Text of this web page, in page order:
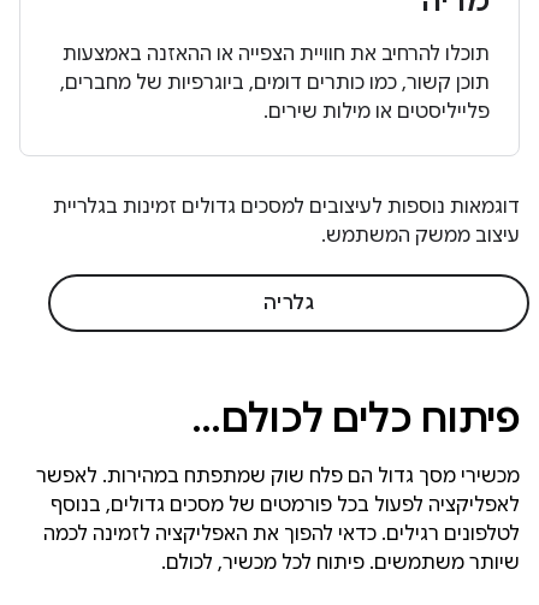
תוכלו להרחיב את חוויית הצפייה או ההאזנה באמצעות
תוכן קשור, כמו כותרים דומים, ביוגרפיות של מחברים,
פלייליסטים או מילות שירים.
דוגמאות נוספות לעיצובים למסכים גדולים זמינות בגלריית
עיצוב ממשק המשתמש.
גלריה
פיתוח כלים לכולם…
מכשירי מסך גדול הם פלח שוק שמתפתח במהירות. לאפשר
לאפליקציה לפעול בכל פורמטים של מסכים גדולים, בנוסף
לטלפונים רגילים. כדאי להפוך את האפליקציה לזמינה לכמה
שיותר משתמשים. פיתוח לכל מכשיר, לכולם.